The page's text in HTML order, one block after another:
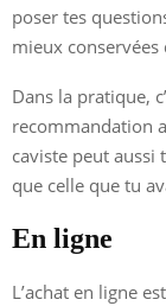
poser tes
mieux
Dans la pratique,
recommandation
caviste peut aussi
que celle que tu
En ligne
L’achat en ligne